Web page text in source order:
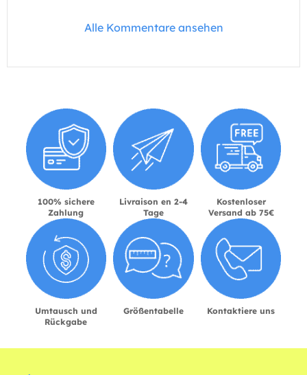
Alle Kommentare ansehen
100% sichere
Zahlung
Livraison en 2-4
Tage
Kostenloser
Versand ab 75€
Umtausch und
Rückgabe
Größentabelle Kontaktiere uns